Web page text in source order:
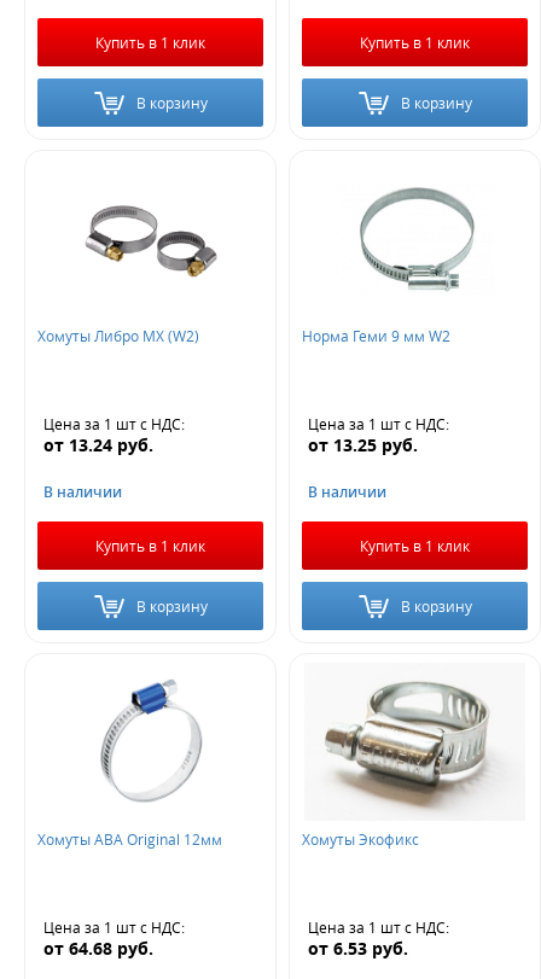
Купить в 1 клик
В корзину
Купить в 1 клик
В корзину
Хомуты Либро МХ (W2)
Цена за 1 штс НДС:
от 13.24 руб.
В наличии
Купить в 1 клик
В корзину
Норма Геми 9 мм W2
Цена за 1 штс НДС:
от 13.25 руб.
В наличии
Купить в 1 клик
В корзину
Хомуты АВА Original 12мм
Цена за 1 штс НДС:
от 64.68 руб.
Хомуты Экофикс
Цена за 1 штс НДС:
от 6.53 руб.